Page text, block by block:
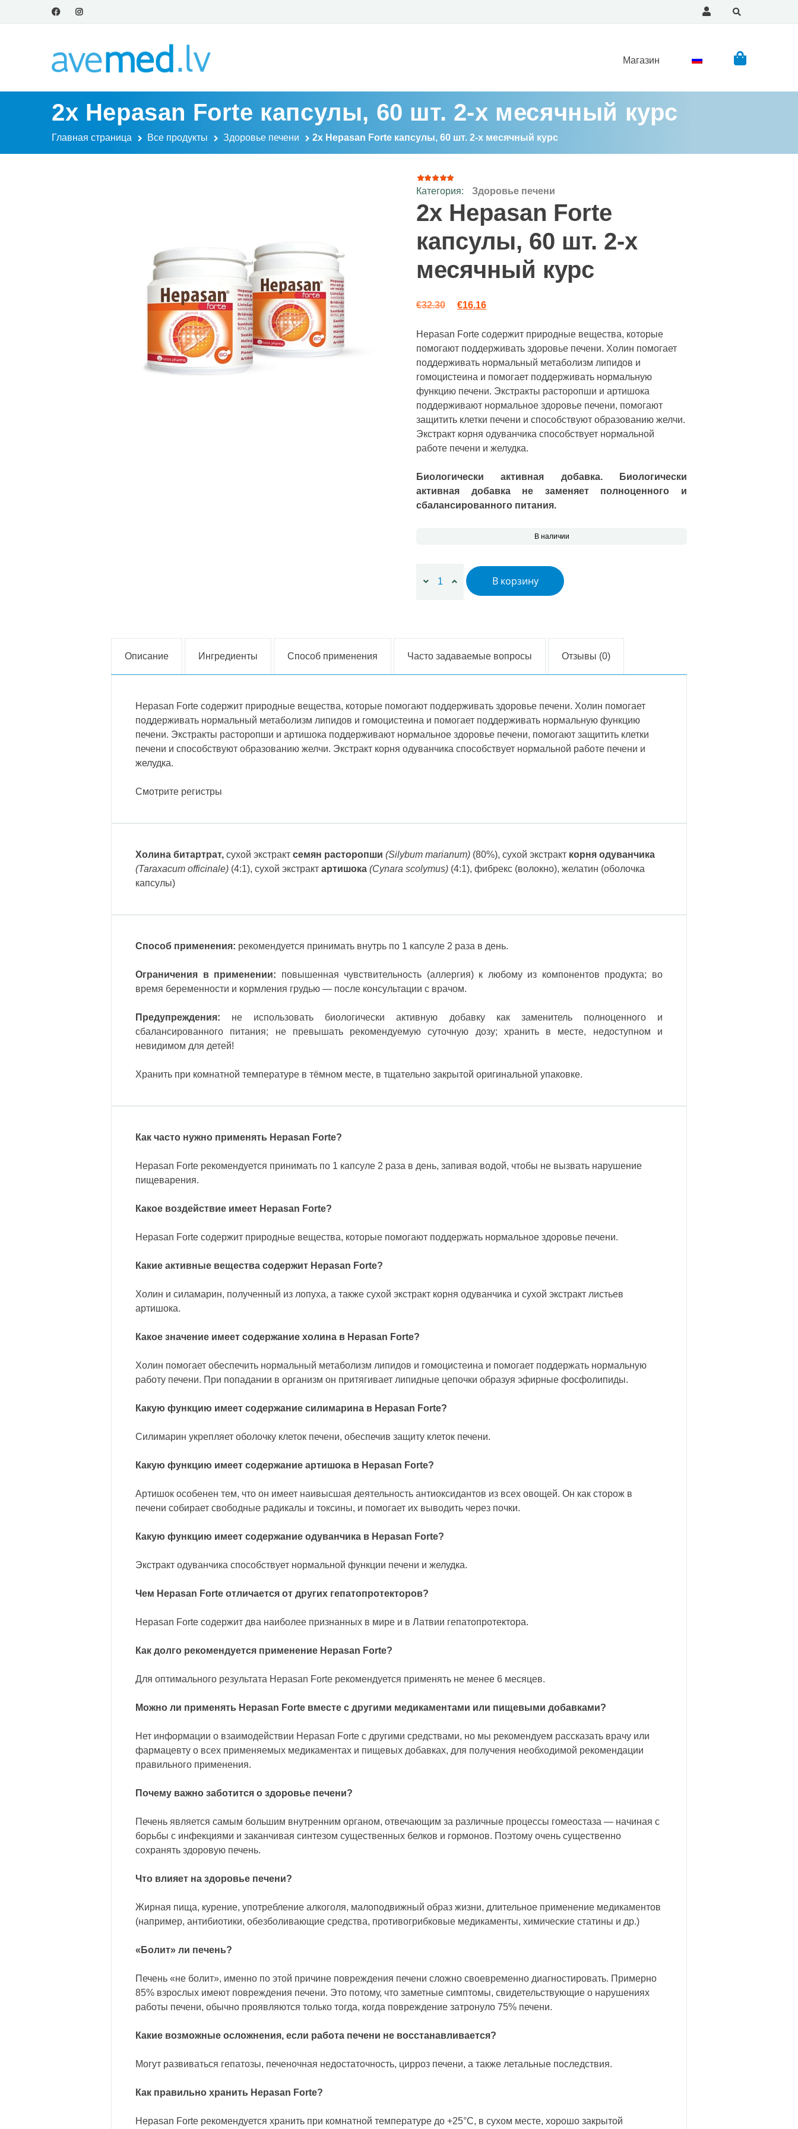
Магазин
2x Hepasan Forte капсулы, 60 шт. 2-х месячный курс
Главная страница Все продукты Здоровье печени 2x Hepasan Forte капсулы, 60 шт. 2-х месячный курс
Рейтинг
5.00
из
5 на
основе
1
пользователя
Категория: Здоровье печени
2x Hepasan Forte
капсулы, 60 шт. 2-х
месячный курс
€32.30 Первоначальная цена составляла €32.30.
€16.16Текущая цена: €16.16.
Hepasan Forte содержит природные вещества, которые
помогают поддерживать здоровье печени. Холин помогает
поддерживать нормальный метаболизм липидов и
гомоцистеина и помогает поддерживать нормальную
функцию печени. Экстракты расторопши и артишока
поддерживают нормальное здоровье печени, помогают
защитить клетки печени и способствуют образованию желчи.
Экстракт корня одуванчика способствует нормальной
работе печени и желудка.
Биологически активная добавка. Биологически
активная добавка не заменяет полноценного и
сбалансированного питания.
В наличии
Количество товара 2x Hepasan Forte капсулы, 60 шт. 2-х месячный курс
В корзину
Описание Ингредиенты Способ применения Часто задаваемые вопросы Отзывы (0)
Hepasan Forte содержит природные вещества, которые помогают поддерживать здоровье печени. Холин помогает
поддерживать нормальный метаболизм липидов и гомоцистеина и помогает поддерживать нормальную функцию
печени. Экстракты расторопши и артишока поддерживают нормальное здоровье печени, помогают защитить клетки
печени и способствуют образованию желчи. Экстракт корня одуванчика способствует нормальной работе печени и
желудка.
Смотрите регистры
Холина битартрат, сухой экстракт семян расторопши (Silybum marianum) (80%), сухой экстракт корня одуванчика
(Taraxacum officinale) (4:1), сухой экстракт артишока (Cynara scolymus) (4:1), фибрекс (волокно), желатин (оболочка
капсулы)
Способ применения: рекомендуется принимать внутрь по 1 капсуле 2 раза в день.
Ограничения в применении:
повышенная чувствительность (аллергия) к любому из компонентов продукта; во
время беременности и кормления грудью — после консультации с врачом.
Предупреждения: не использовать биологически активную добавку как заменитель полноценного и
сбалансированного питания; не превышать рекомендуемую суточную дозу; хранить в месте, недоступном и
невидимом для детей!
Хранить при комнатной температуре в тёмном месте, в тщательно закрытой оригинальной упаковке.
Как часто нужно применять Hepasan Forte?
Hepasan Forte рекомендуется принимать по 1 капсуле 2 раза в день, запивая водой, чтобы не вызвать нарушение
пищеварения.
Какое воздействие имеет Hepasan Forte?
Hepasan Forte содержит природные вещества, которые помогают поддержать нормальное здоровье печени.
Какие активные вещества содержит Hepasan Forte?
Холин и силамарин, полученный из лопуха, а также сухой экстракт корня одуванчика и сухой экстракт листьев
артишока.
Какое значение имеет содержание холина в Hepasan Forte?
Холин помогает обеспечить нормальный метаболизм липидов и гомоцистеина и помогает поддержать нормальную
работу печени. При попадании в организм он притягивает липидные цепочки образуя эфирные фосфолипиды.
Какую функцию имеет содержание силимарина в Hepasan Forte?
Силимарин укрепляет оболочку клеток печени, обеспечив защиту клеток печени.
Какую функцию имеет содержание артишока в Hepasan Forte?
Aртишок особенен тем, что он имеет наивысшая деятельность антиоксидантов из всех овощей. Он как сторож в
печени собирает свободные радикалы и токсины, и помогает их выводить через почки.
Какую функцию имеет содержание одуванчика в Hepasan Forte?
Экстракт одуванчика способствует нормальной функции печени и желудка.
Чем Hepasan Forte отличается от других гепатопротекторов?
Hepasan Forte содержит два наиболее признанных в мире и в Латвии гепатопротектора.
Как долго рекомендуется применение Hepasan Forte?
Для оптимального результата Hepasan Forte рекомендуется применять не менее 6 месяцев.
Можно ли применять Hepasan Forte вместе с другими медикаментами или пищевыми добавками?
Нет информации о взаимодействии Hepasan Forte с другими средствами, но мы рекомендуем рассказать врачу или
фармацевту о всех применяемых медикаментах и пищевых добавках, для получения необходимой рекомендации
правильного применения.
Почему важно заботится о здоровье печени?
Печень является самым большим внутренним органом, отвечающим за различные процессы гомеостаза — начиная с
борьбы с инфекциями и заканчивая синтезом существенных белков и гормонов. Поэтому очень существенно
сохранять здоровую печень.
Что влияет на здоровье печени?
Жирная пища, курение, употребление алкоголя, малоподвижный образ жизни, длительное применение медикаментов
(например, антибиотики, обезболивающие средства, противогрибковые медикаменты, химические статины и др.)
«Болит» ли печень?
Печень «не болит», именно по этой причине повреждения печени сложно своевременно диагностировать. Примерно
85% взрослых имеют повреждения печени. Это потому, что заметные симптомы, свидетельствующие о нарушениях
работы печени, обычно проявляются только тогда, когда повреждение затронуло 75% печени.
Какие возможные осложнения, если работа печени не восстанавливается?
Могут развиваться гепатозы, печеночная недостаточность, цирроз печени, а также летальные последствия.
Как правильно хранить Hepasan Forte?
Hepasan Forte рекомендуется хранить при комнатной температуре до +25°C, в сухом месте, хорошо закрытой